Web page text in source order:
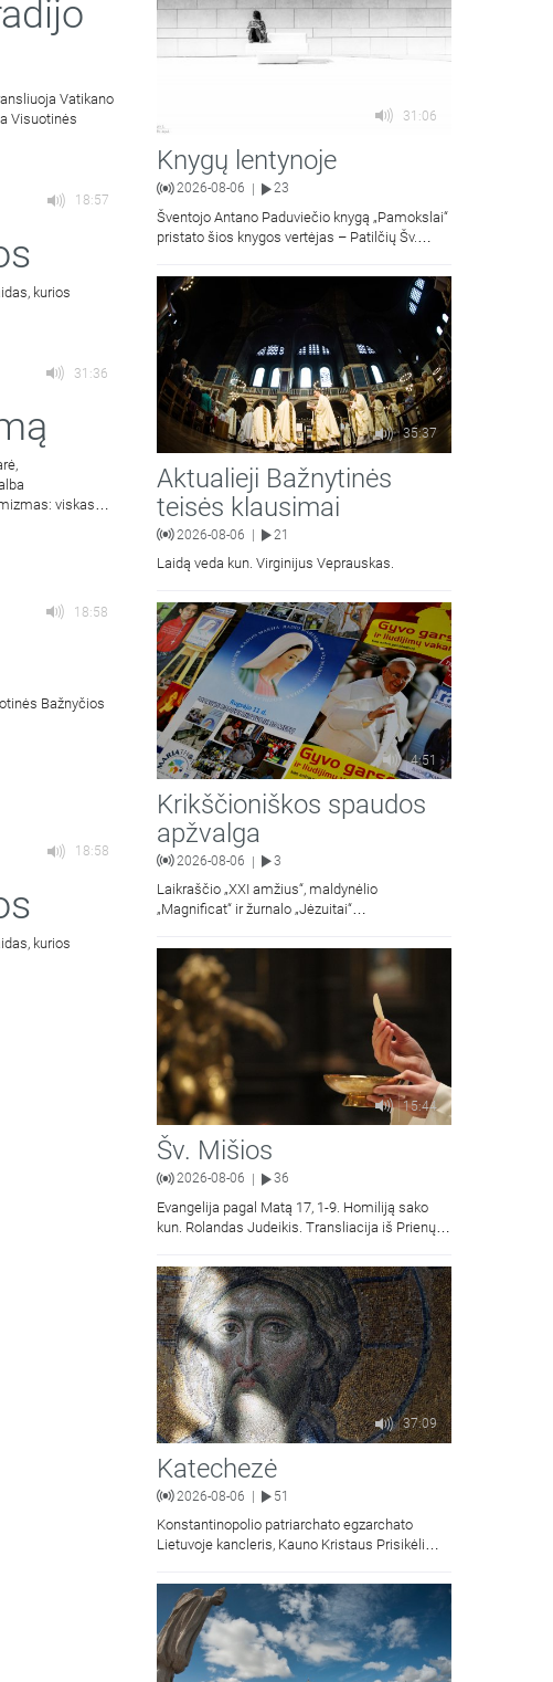
Vatikano
Visuotinės
18:57
kurios
31:36
viskas
18:58
Bažnyčios
18:58
kurios
31:06
Knygų lentynoje
2026-08-06 23
Šventojo Antano Paduviečio knygą „Pamokslai“
pristato šios knygos vertėjas – Patilčių Šv.
moralinės teologijos dr. Algirdas Petras
35:37
Aktualieji Bažnytinės
teisės klausimai
2026-08-06 21
Laidą veda kun. Virginijus Veprauskas.
4:51
Krikščioniškos spaudos
apžvalga
2026-08-06 | 3
Laikraščio „XXI amžius“, maldynėlio
„Magnificat“ ir žurnalo „Jėzuitai“
15:44
Šv. Mišios
2026-08-06 36
Evangelija pagal Matą 17, 1-9. Homiliją sako
kun. Rolandas Judeikis. Transliacija iš Prienų
37:09
Katechezė
2026-08-06 51
Konstantinopolio patriarchato egzarchato
Lietuvoje kancleris, Kauno Kristaus Prisikėlimo
kunigas Vitalijus Mockus pasakoja apie
Kristaus Atsimainymo šventę.